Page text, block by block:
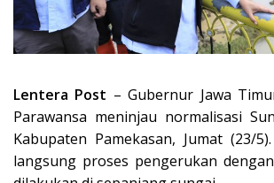
Lentera Post – Gubernur Jawa
Parawansa meninjau normalisasi
Kabupaten Pamekasan, Jumat (23/
langsung proses pengerukan